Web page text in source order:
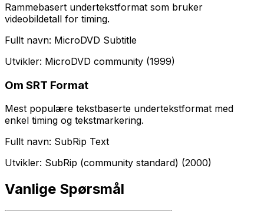
Rammebasert undertekstformat som bruker
videobildetall for timing.
Fullt navn: MicroDVD Subtitle
Utvikler: MicroDVD community (1999)
Om SRT Format
Mest populære tekstbaserte undertekstformat med
enkel timing og tekstmarkering.
Fullt navn: SubRip Text
Utvikler: SubRip (community standard) (2000)
Vanlige Spørsmål